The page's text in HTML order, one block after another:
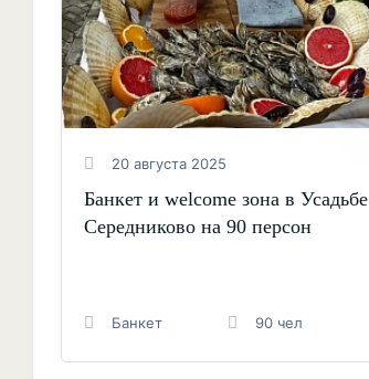
20 августа 2025
Банкет и welcome зона в Усадьбе
Середниково на 90 персон
Банкет 90 чел